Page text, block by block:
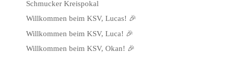
Schmucker Kreispokal
Willkommen beim KSV, Lucas! 🎉
Willkommen beim KSV, Luca! 🎉
Willkommen beim KSV, Okan! 🎉